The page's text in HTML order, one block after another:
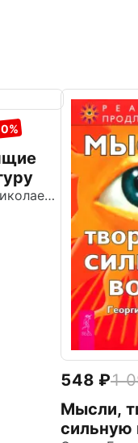
Сытин Георгий Николаевич
548 1
Мысли,
сильную